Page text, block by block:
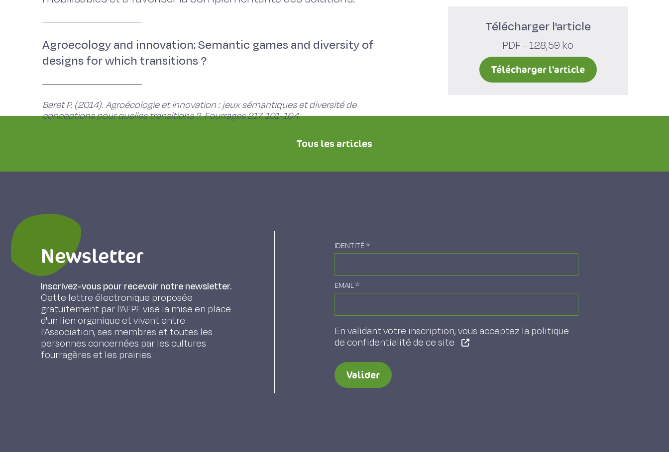
Agroecology and innovation: Semantic games and diversity of
designs for which transitions ?
Baret P. (2014). Agroécologie et innovation : jeux sémantiques et diversité de
conceptions pour quelles transitions ?, Fourrages 217, 101-104.
Télécharger l'article
PDF - 128,59 ko
Télécharger l'article
Tous les articles
Newsletter
Inscrivez-vous pour recevoir notre newsletter.
Cette lettre électronique proposée
gratuitement par l'AFPF vise la mise en place
d'un lien organique et vivant entre
l'Association, ses membres et toutes les
personnes concernées par les cultures
fourragères et les prairies.
IDENTITÉ*
EMAIL*
En validant votre inscription, vous acceptez la politique
de confidentialité de ce site
Valider